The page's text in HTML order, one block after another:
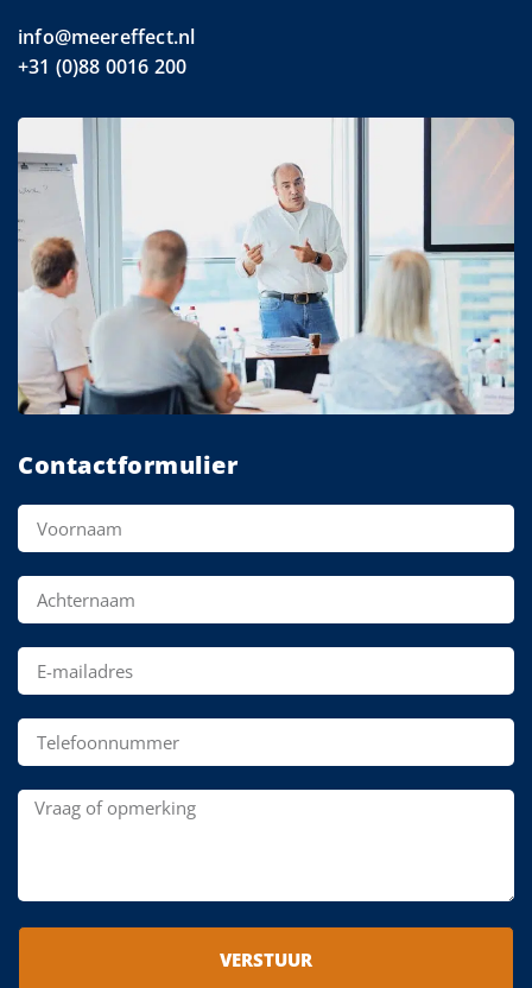
info@meereffect.nl
+31 (0)88 0016 200
Contactformulier
VERSTUUR